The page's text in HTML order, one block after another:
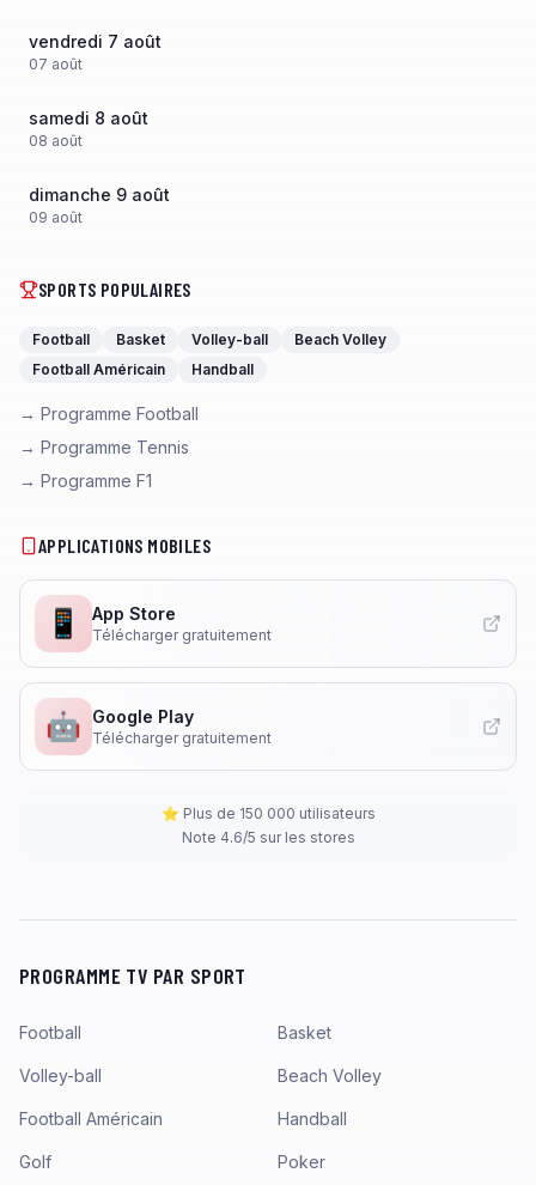
vendredi 7 août
07 août
samedi 8 août
08 août
dimanche 9 août
09 août
SPORTS POPULAIRES
Football Basket Volley-ball
Beach Volley
Football Américain
Handball
→ Programme Football
→ Programme Tennis
→ Programme F1
APPLICATIONS MOBILES
📱 App Store
Télécharger gratuitement
🤖 Google Play
Télécharger gratuitement
⭐ Plus de 150 000 utilisateurs
Note 4.6/5 sur les stores
PROGRAMME TV PAR SPORT
Football Basket
Volley-ball Beach Volley
Football Américain Handball
Golf Poker